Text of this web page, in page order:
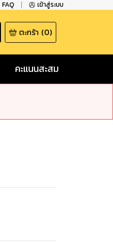
FAQ เข้าสู่ระบบ
ตะกร้า (0)
คะแนนสะสม